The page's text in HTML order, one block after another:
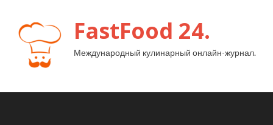
FastFood 24.
Международный кулинарный онлайн-журнал.